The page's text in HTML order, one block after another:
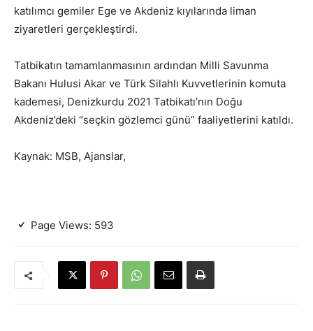
katılımcı gemiler Ege ve Akdeniz kıyılarında liman
ziyaretleri gerçekleştirdi.
Tatbikatın tamamlanmasının ardından Milli Savunma
Bakanı Hulusi Akar ve Türk Silahlı Kuvvetlerinin komuta
kademesi, Denizkurdu 2021 Tatbikatı’nın Doğu
Akdeniz’deki “seçkin gözlemci günü” faaliyetlerini katıldı.
Kaynak: MSB, Ajanslar,
Page Views: 593